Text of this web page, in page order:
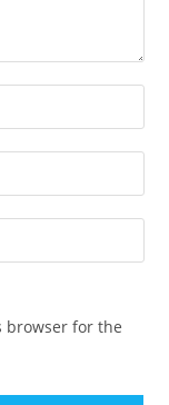
browser for the